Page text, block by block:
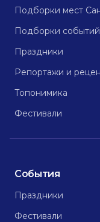
Подборки мест
Подборки событий
Праздники
Репортажи и
Топонимика
Фестивали
События
Праздники
Фестивали